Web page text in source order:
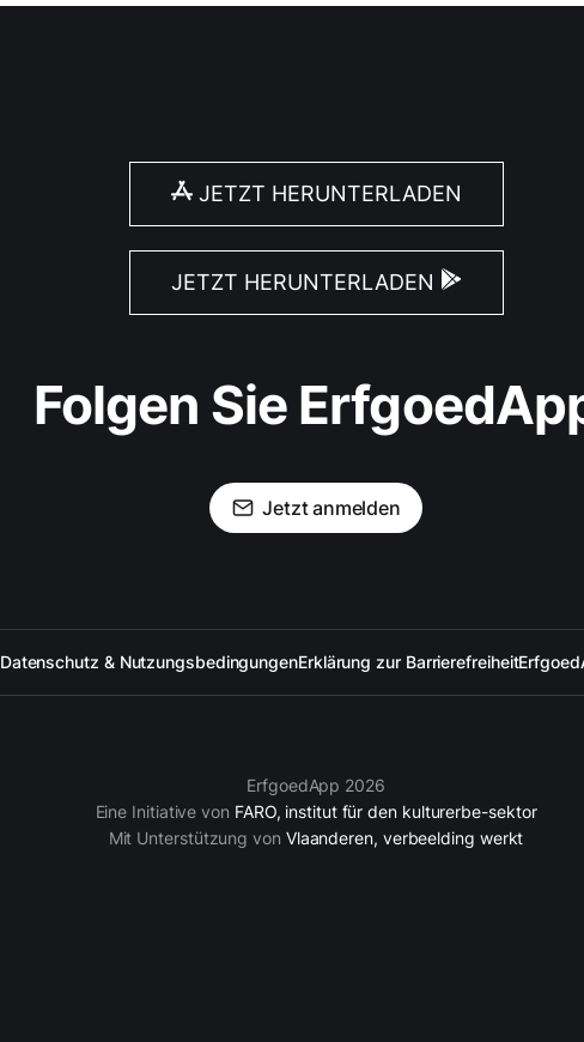
JETZT HERUNTERLADEN
JETZT HERUNTERLADEN
Folgen Sie
Jetzt anmelden
Datenschutz & NutzungsbedingungenErklärung zur Barrierefreiheit
ErfgoedApp 2026
Eine Initiative von FARO, institut für den kulturerbe-sektor
Mit Unterstützung von Vlaanderen, verbeelding werkt